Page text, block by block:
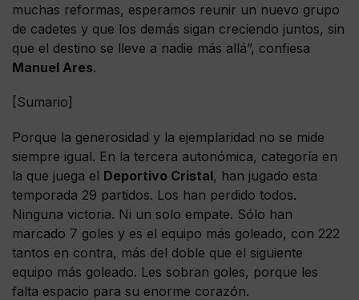
muchas reformas, esperamos reunir un nuevo grupo
de cadetes y que los demás sigan creciendo juntos, sin
que el destino se lleve a nadie más allá”, confiesa
Manuel Ares.
[Sumario]
Porque la generosidad y la ejemplaridad no se mide
siempre igual. En la tercera autonómica, categoría en
la que juega el Deportivo Cristal, han jugado esta
temporada 29 partidos. Los han perdido todos.
Ninguna victoria. Ni un solo empate. Sólo han
marcado 7 goles y es el equipo más goleado, con 222
tantos en contra, más del doble que el siguiente
equipo más goleado. Les sobran goles, porque les
falta espacio para su enorme corazón.